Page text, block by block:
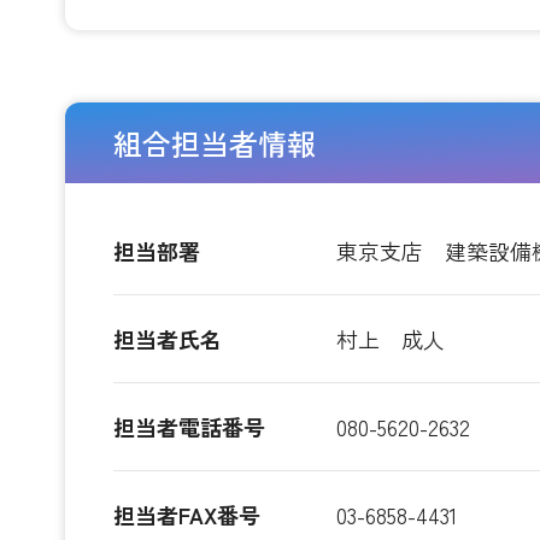
組合担当者情報
担当部署 東京支店 建築設備
担当者氏名 村上 成人
担当者電話番号 080-5620-2632
担当者FAX番号 03-6858-4431